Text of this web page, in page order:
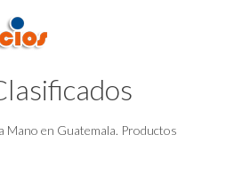
Mano en Guatemala. Productos